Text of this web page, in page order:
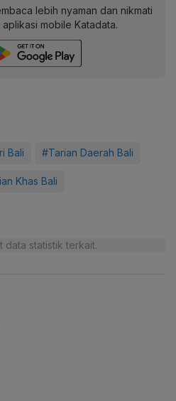
lebih nyaman dan nikmati
mobile Katadata.
Bali #Tarian Daerah Bali
Khas Bali
data statistik terkait.